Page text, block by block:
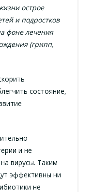
острое
и подростков
фоне лечения
(грипп,
состояние,
и не
вирусы. Таким
эффективны ни
не